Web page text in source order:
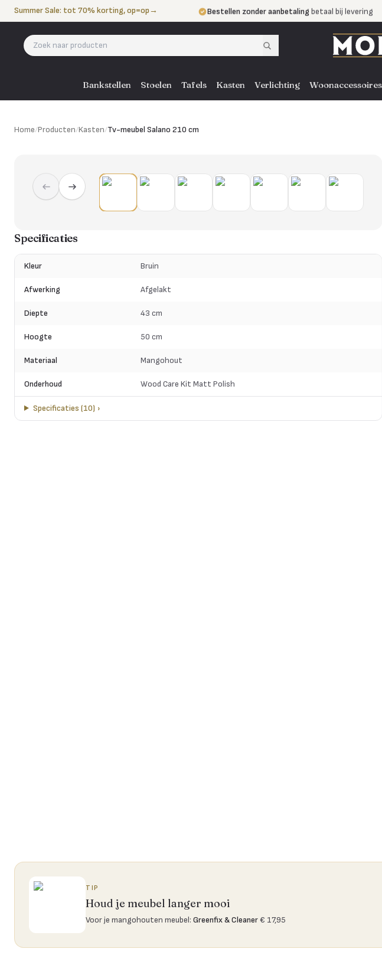
Naar de inhoud
Summer Sale: tot 70% korting, op=op→ Bestellen zonder aanbetaling betaal bij levering
Eigen bezorgdienst door heel NL, BE en DE
Bankstellen Stoelen Tafels Kasten Verlichting Woonaccessoires
Home/Producten/Kasten/Tv-meubel Salano 210 cm
Specificaties
Kleur Bruin
Afwerking Afgelakt
Diepte 43 cm
Hoogte 50 cm
Materiaal Mangohout
Onderhoud Wood Care Kit Matt Polish
Specificaties (10) ›
TIP
Houd je meubel langer mooi
Voor je mangohouten meubel: Greenfix & Cleaner€ 17,95